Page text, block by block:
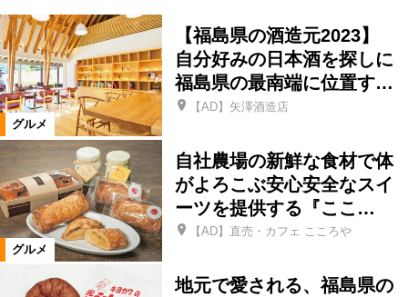
三春町 富岡町
本宮市 楢葉町 猪苗代町
須賀川市 湯川村
北塩原村 喜多方市 田村市
白河市 県南エリア
グルメ
【福島県の酒造元2023】
自分好みの日本酒を探しに
福島県の最南端に位置す…
【AD】矢澤酒造店
グルメ
自社農場の新鮮な食材で体
がよろこぶ安心安全なスイ
ーツを提供する『ここ…
【AD】直売・カフェ こころや
地元で愛される、福島県の